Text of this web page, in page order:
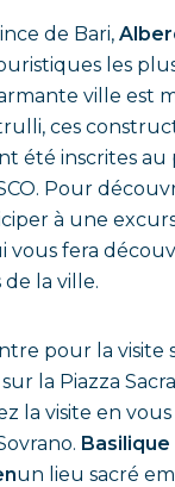
de Bari,
les
ville est
ces
été inscrites au
Pour
à une
vous fera
de la ville.
pour la visite
la Piazza
la visite en
un lieu sacré